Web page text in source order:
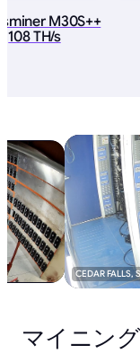
M30S++
108 TH/s
CEDAR FALLS,
マイニン